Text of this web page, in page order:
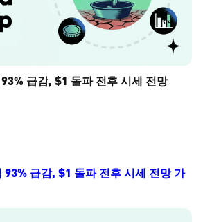
급감, $1 돌파 전후 시세 전망
급감, $1 돌파 전후 시세 전망 가